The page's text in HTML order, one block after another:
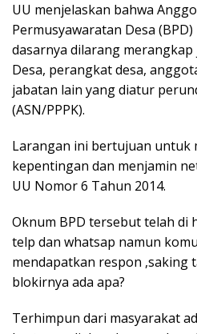
UU menjelaskan bahwa
Permusyawaratan Desa (BPD)
dasarnya dilarang merangkap
Desa, perangkat desa,
jabatan lain yang diatur
(ASN/PPPK).
Larangan ini bertujuan untuk
kepentingan dan menjamin
UU Nomor 6 Tahun 2014.
Oknum BPD tersebut telah di
telp dan whatsap namun
mendapatkan respon ,saking
blokirnya ada apa?
Terhimpun dari masyarakat